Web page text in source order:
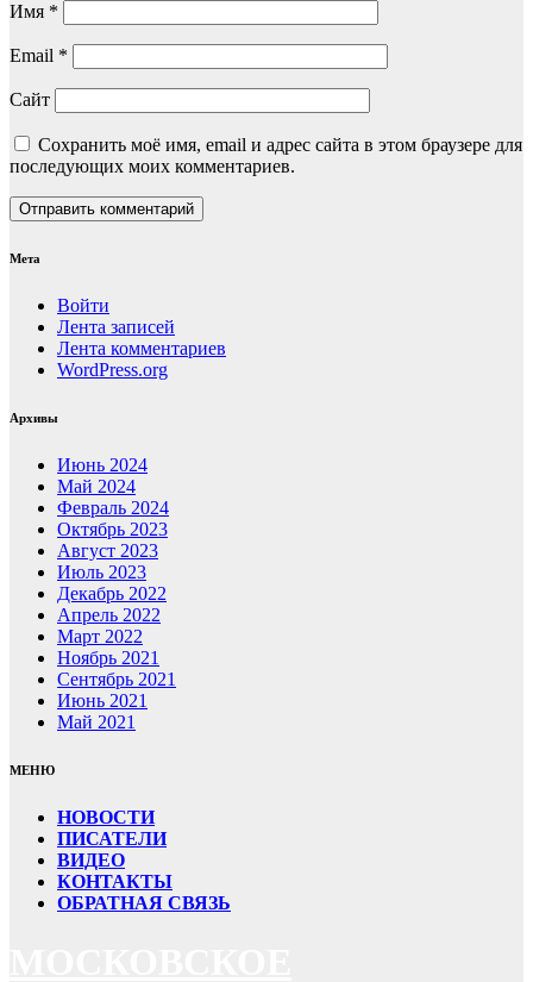
Имя *
Email *
Сайт
Сохранить моё имя, email и адрес сайта в этом браузере для
последующих моих комментариев.
Мета
Войти
Лента записей
Лента комментариев
WordPress.org
Архивы
Июнь 2024
Май 2024
Февраль 2024
Октябрь 2023
Август 2023
Июль 2023
Декабрь 2022
Апрель 2022
Март 2022
Ноябрь 2021
Сентябрь 2021
Июнь 2021
Май 2021
МЕНЮ
НОВОСТИ
ПИСАТЕЛИ
ВИДЕО
КОНТАКТЫ
ОБРАТНАЯ СВЯЗЬ